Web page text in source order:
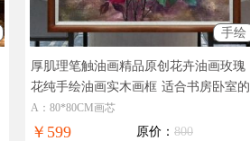
手绘
厚肌理笔触油画精品原创花卉油画玫瑰
花纯手绘油画实木画框 适合书房卧室的
花卉油画玫瑰花图
A：80*80CM画芯
￥599 原价： 800